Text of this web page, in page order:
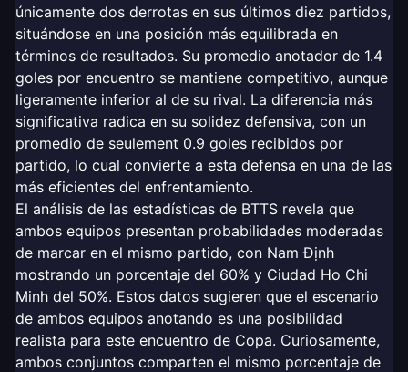
únicamente dos derrotas en sus últimos diez partidos,
situándose en una posición más equilibrada en
términos de resultados. Su promedio anotador de 1.4
goles por encuentro se mantiene competitivo, aunque
ligeramente inferior al de su rival. La diferencia más
significativa radica en su solidez defensiva, con un
promedio de seulement 0.9 goles recibidos por
partido, lo cual convierte a esta defensa en una de las
más eficientes del enfrentamiento.
El análisis de las estadísticas de BTTS revela que
ambos equipos presentan probabilidades moderadas
de marcar en el mismo partido, con Nam Định
mostrando un porcentaje del 60% y Ciudad Ho Chi
Minh del 50%. Estos datos sugieren que el escenario
de ambos equipos anotando es una posibilidad
realista para este encuentro de Copa. Curiosamente,
ambos conjuntos comparten el mismo porcentaje de